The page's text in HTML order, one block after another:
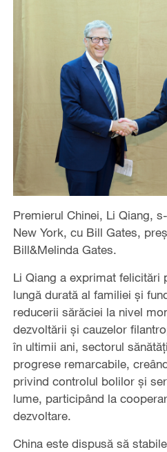
Premierul Chinei, Li Qiang,
New York, cu Bill Gates,
Bill&Melinda Gates.
Li Qiang a exprimat felicitări
lungă durată al familiei și
reducerii sărăciei la nivel
dezvoltării și cauzelor
în ultimii ani, sectorul
progrese remarcabile,
privind controlul bolilor și
lume, participând la
dezvoltare.
China este dispusă să